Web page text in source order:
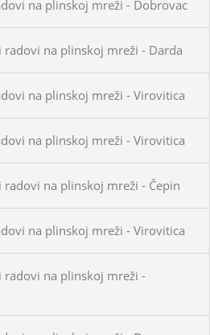
na plinskoj mreži - Dobrovac
na plinskoj mreži - Darda
na plinskoj mreži - Virovitica
na plinskoj mreži - Virovitica
na plinskoj mreži - Čepin
na plinskoj mreži - Virovitica
na plinskoj mreži -